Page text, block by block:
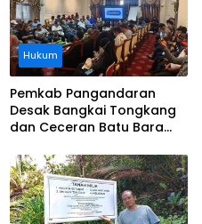
Hukum
Pemkab Pangandaran
Desak Bangkai Tongkang
dan Ceceran Batu Bara
Buruknya Koordinasi
Perusahaan